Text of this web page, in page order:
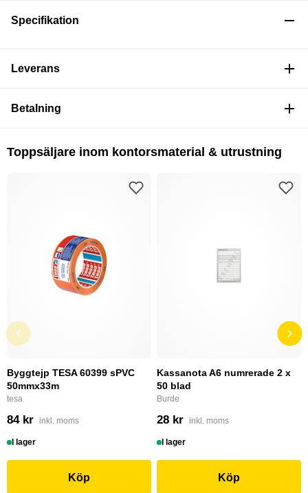
Specifikation
Leverans
Betalning
Toppsäljare inom kontorsmaterial & utrustning
Byggtejp TESA 60399 sPVC
50mmx33m
tesa
84 kr inkl. moms
I lager
Köp
Kassanota A6 numrerade 2 x
50 blad
Burde
28 kr inkl. moms
I lager
Köp